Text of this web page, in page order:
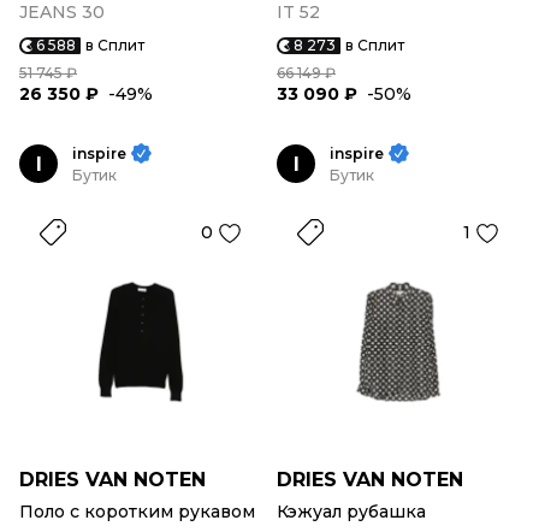
JEANS 30
6 588 в Сплит
51 745 ₽
26 350 ₽ -49%
IT 52
8 273 в Сплит
66 149 ₽
33 090 ₽ -50%
I
inspire
Бутик
0
DRIES VAN NOTEN
Поло с коротким рукавом
I
inspire
Бутик
1
DRIES VAN NOTEN
Кэжуал рубашка